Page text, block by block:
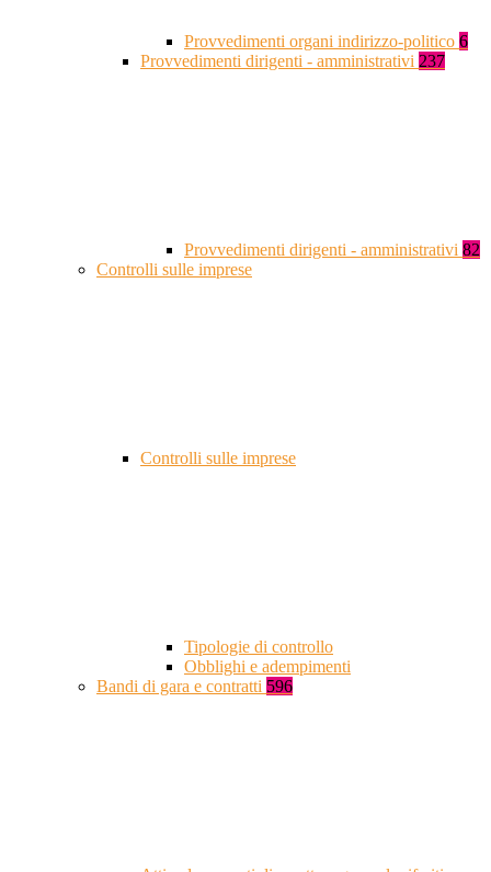
Provvedimenti organi indirizzo-politico 6
Provvedimenti dirigenti - amministrativi 237
Provvedimenti dirigenti - amministrativi 82
Controlli sulle imprese
Controlli sulle imprese
Tipologie di controllo
Obblighi e adempimenti
Bandi di gara e contratti 596